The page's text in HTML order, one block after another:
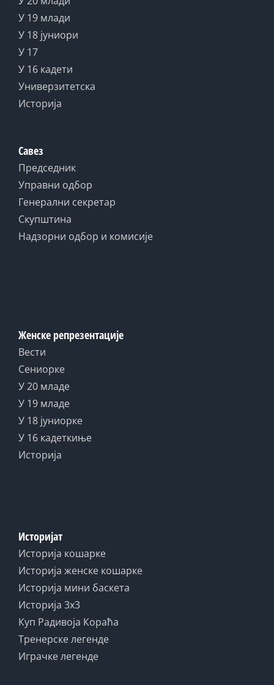
У 19 млади
У 18 јуниори
У 17
У 16 кадети
Универзитетска
Историја
Савез
Председник
Управни одбор
Генерални секретар
Скупштина
Надзорни одбор и комисије
Женске репрезентације
Вести
Сениорке
У 20 младе
У 19 младе
У 18 јуниорке
У 16 кадеткиње
Историја
Историјат
Историја кошарке
Историја женске кошарке
Историја мини баскета
Историја 3x3
Куп Радивоја Кораћа
Тренерске легенде
Играчке легенде